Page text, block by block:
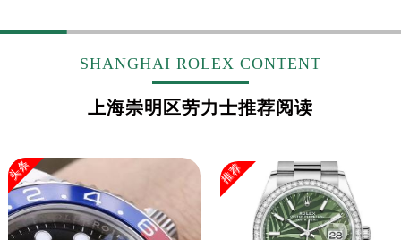
SHANGHAI ROLEX CONTENT
上海崇明区劳力士推荐阅读
头条 推荐